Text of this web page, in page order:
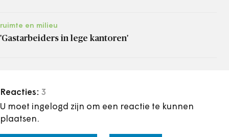
ruimte en milieu
'Gastarbeiders in lege kantoren'
Reacties: 3
U moet ingelogd zijn om een reactie te kunnen
plaatsen.